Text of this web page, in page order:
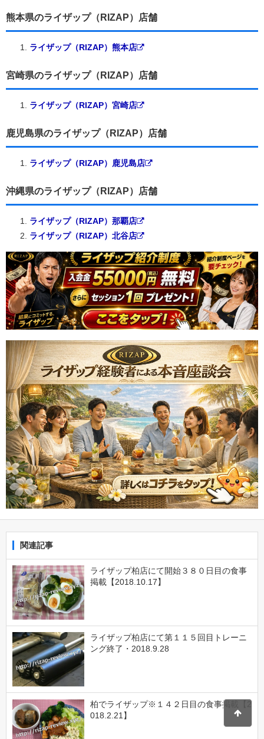
熊本県のライザップ（RIZAP）店舗
ライザップ（RIZAP）熊本店
宮崎県のライザップ（RIZAP）店舗
ライザップ（RIZAP）宮崎店
鹿児島県のライザップ（RIZAP）店舗
ライザップ（RIZAP）鹿児島店
沖縄県のライザップ（RIZAP）店舗
ライザップ（RIZAP）那覇店
ライザップ（RIZAP）北谷店
関連記事
ライザップ柏店にて開始３８０日目の食事
掲載【2018.10.17】
ライザップ柏店にて第１１５回目トレーニ
ング終了・2018.9.28
柏でライザップ※１４２日目の食事掲載【2
018.2.21】